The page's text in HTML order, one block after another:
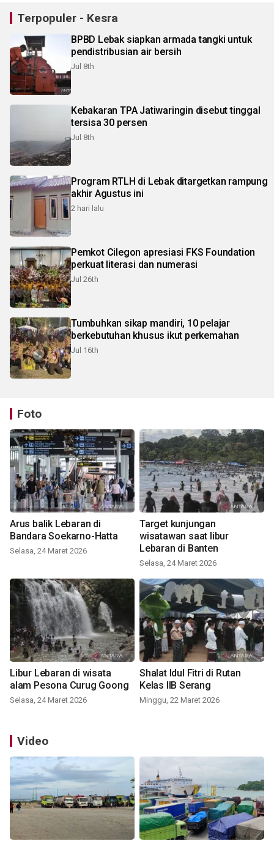
Terpopuler - Kesra
BPBD Lebak siapkan armada tangki untuk
pendistribusian air bersih
Jul 8th
Kebakaran TPA Jatiwaringin disebut tinggal
tersisa 30 persen
Jul 8th
Program RTLH di Lebak ditargetkan rampung
akhir Agustus ini
2 hari lalu
Pemkot Cilegon apresiasi FKS Foundation
perkuat literasi dan numerasi
Jul 26th
Tumbuhkan sikap mandiri, 10 pelajar
berkebutuhan khusus ikut perkemahan
Jul 16th
Foto
Arus balik Lebaran di
Bandara Soekarno-Hatta
Selasa, 24 Maret 2026
Target kunjungan
wisatawan saat libur
Lebaran di Banten
Selasa, 24 Maret 2026
Libur Lebaran di wisata
alam Pesona Curug Goong
Selasa, 24 Maret 2026
Shalat Idul Fitri di Rutan
Kelas IIB Serang
Minggu, 22 Maret 2026
Video